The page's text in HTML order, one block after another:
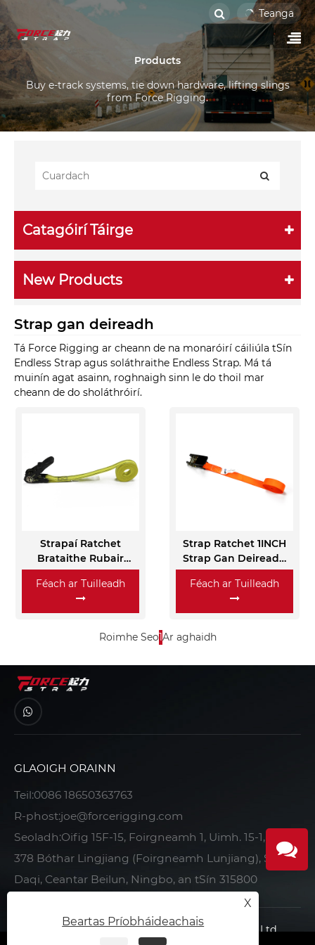
Teanga
Products
Buy e-track systems, tie down hardware, lifting slings
from Force Rigging.
Catagóirí Táirge
New Products
Strap gan deireadh
Tá Force Rigging ar cheann de na monaróirí cáiliúla tSín
Endless Strap agus soláthraithe Endless Strap. Má tá
muinín agat asainn, roghnaigh sinn le do thoil mar
cheann de do sholáthróirí.
Strapaí Ratchet
Brataithe Rubair
1INCH
Féach ar Tuilleadh
Strap Ratchet 1INCH
Strap Gan Deireadh
Oráiste
Féach ar Tuilleadh
Roimhe Seo1Ar aghaidh
GLAOIGH ORAINN
Teil:0086 18650363763
R-phost:joe@forcerigging.com
Seoladh:Oifig 15F-15, Foirgneamh 1, Uimh. 15-1, Uimh.
378 Bóthar Lingjiang (Foirgneamh Lunjiang), Sráid
Daqi, Ceantar Beilun, Ningbo, an tSín 315800
Cóipcheart © 2022 Ningbo Force Auto Parts Co., Ltd.
X
Beartas Príobháideachais